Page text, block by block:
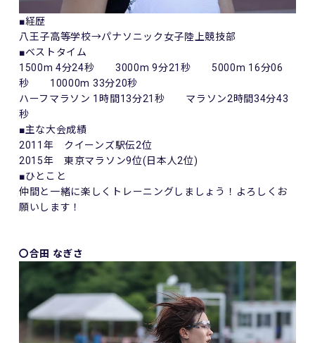
■経歴
八王子高等学校→パナソニック女子陸上競技部
■ベストタイム
1500m 4分24秒 3000m 9分21秒 5000m 16分06
秒 10000m 33分20秒
ハーフマラソン 1時間13分21秒 マラソン2時間34分43
秒
■主な大会成績
2011年 クイーンズ駅伝2位
2015年 東京マラソン9位(日本人2位)
■ひとこと
仲間と一緒に楽しくトレーニングしましょう！よろしくお
願いします！
〇合田 なぎさ